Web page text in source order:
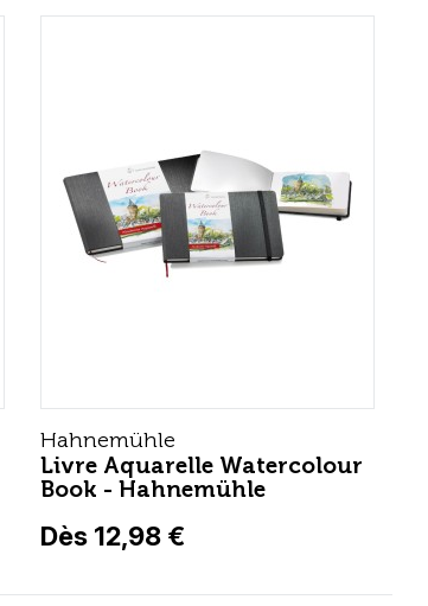
Hahnemühle
Livre Aquarelle Watercolour
Book - Hahnemühle
Dès 12,98 €